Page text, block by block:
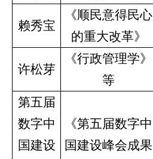
赖秀宝
《顺民意得民心
的重大改革》
许松芽
《行政管理学》
等
第五届
数字中
国建设
《第五届数字中
国建设峰会成果